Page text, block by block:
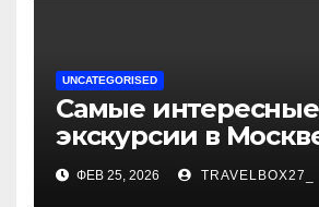
UNCATEGORISED
Самые интересные
экскурсии в
как сцена для
сказки
ФЕВ 25, 2026 TRAVELBOX27_